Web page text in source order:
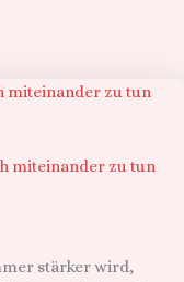
miteinander zu tun
stärker wird,